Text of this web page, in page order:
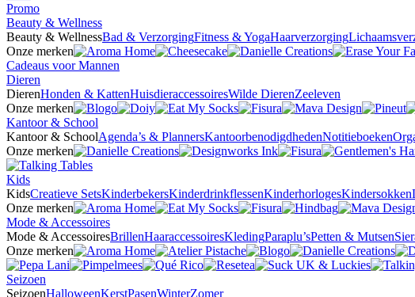
Promo
Beauty & Wellness
Beauty & WellnessBad & VerzorgingFitness & YogaHaarverzorging
Onze merken
Cadeaus voor Mannen
Dieren
DierenHonden & KattenHuisdieraccessoiresWilde DierenZeeleven
Onze merken
Kantoor & School
Kantoor & SchoolAgenda’s & PlannersKantoorbenodigdhedenNotitieboeken
Onze merken
Kids
KidsCreatieve SetsKinderbekersKinderdrinkflessenKinderhorlogesKindersokken
Onze merken
Mode & Accessoires
Mode & AccessoiresBrillenHaaraccessoiresKledingParaplu’sPetten & Mutsen
Onze merken
Seizoen
SeizoenHalloweenKerstPasenWinterZomer